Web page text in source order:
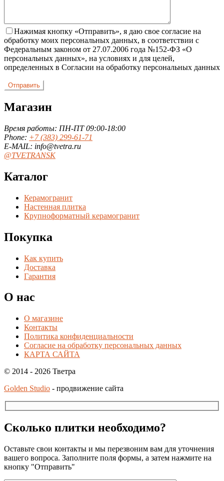
Нажимая кнопку «Отправить», я даю свое согласие на
обработку моих персональных данных, в соответствии с
Федеральным законом от 27.07.2006 года №152-ФЗ «О
персональных данных», на условиях и для целей,
определенных в Согласии на обработку персональных данных
Магазин
Время работы: ПН-ПТ 09:00-18:00
Phone: +7 (383) 299-61-71
E-MAIL: info@tvetra.ru
@TVETRANSK
Каталог
Керамогранит
Настенная плитка
Крупноформатный керамогранит
Покупка
Как купить
Доставка
Гарантия
О нас
О магазине
Контакты
Политика конфиденциальности
Согласие на обработку персональных данных
КАРТА САЙТА
© 2014 - 2026 Тветра
Golden Studio - продвижение сайта
Сколько плитки необходимо?
Оставьте свои контакты и мы перезвоним вам для уточнения
вашего вопроса. Заполните поля формы, а затем нажмите на
кнопку "Отправить"